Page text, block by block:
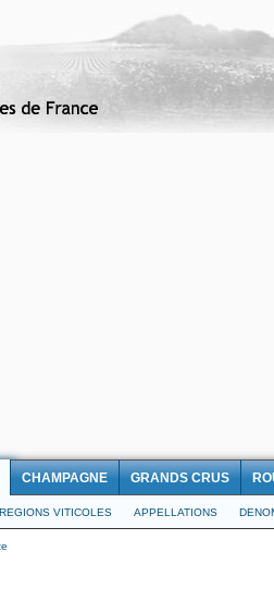
CHAMPAGNE GRANDS CRUS
REGIONS VITICOLES APPELLATIONS